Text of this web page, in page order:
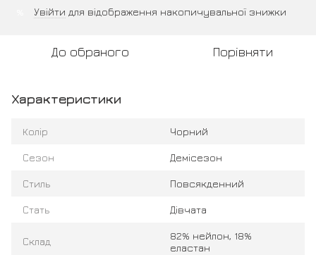
Увійти для відображення накопичувальної знижки
До обраного Порівняти
Характеристики
Колір Чорний
Сезон Демісезон
Стиль Повсякденний
Стать Дівчата
Склад
82% нейлон, 18%
еластан